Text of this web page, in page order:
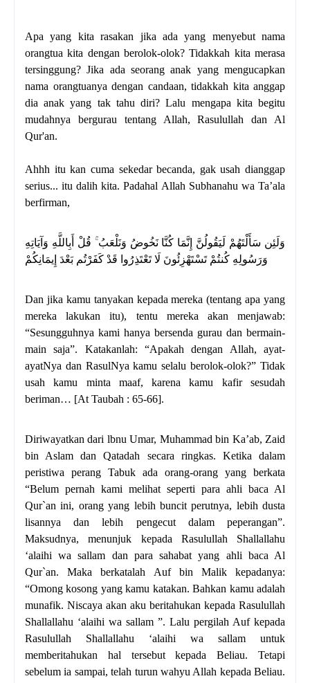
Apa yang kita rasakan jika ada yang menyebut nama
orangtua kita dengan berolok-olok? Tidakkah kita merasa
tersinggung? Jika ada seorang anak yang mengucapkan
nama orangtuanya dengan candaan, tidakkah kita anggap
dia anak yang tak tahu diri? Lalu mengapa kita begitu
mudahnya bergurau tentang Allah, Rasulullah dan Al
Qur'an.
Ahhh itu kan cuma sekedar becanda, gak usah dianggap
serius... itu dalih kita. Padahal Allah Subhanahu wa Ta’ala
berfirman,
وَلَئِن سَأَلْتَهُمْ لَيَقُولُنَّ إِنَّمَا كُنَّا نَخُوضُ وَنَلْعَبُ ۚ قُلْ أَبِاللَّهِ وَآيَاتِهِ
وَرَسُولِهِ كُنتُمْ تَسْتَهْزِئُونَ لَا تَعْتَذِرُوا قَدْ كَفَرْتُم بَعْدَ إِيمَانِكُمْ
Dan jika kamu tanyakan kepada mereka (tentang apa yang
mereka lakukan itu), tentu mereka akan menjawab:
“Sesungguhnya kami hanya bersenda gurau dan bermain-
main saja”. Katakanlah: “Apakah dengan Allah, ayat-
ayatNya dan RasulNya kamu selalu berolok-olok?” Tidak
usah kamu minta maaf, karena kamu kafir sesudah
beriman… [At Taubah : 65-66].
Diriwayatkan dari lbnu Umar, Muhammad bin Ka’ab, Zaid
bin Aslam dan Qatadah secara ringkas. Ketika dalam
peristiwa perang Tabuk ada orang-orang yang berkata
“Belum pernah kami melihat seperti para ahli baca Al
Qur`an ini, orang yang lebih buncit perutnya, lebih dusta
lisannya dan lebih pengecut dalam peperangan”.
Maksudnya, menunjuk kepada Rasulullah Shallallahu
‘alaihi wa sallam dan para sahabat yang ahli baca Al
Qur`an. Maka berkatalah Auf bin Malik kepadanya:
“Omong kosong yang kamu katakan. Bahkan kamu adalah
munafik. Niscaya akan aku beritahukan kepada Rasulullah
Shallallahu ‘alaihi wa sallam ”. Lalu pergilah Auf kepada
Rasulullah Shallallahu ‘alaihi wa sallam untuk
memberitahukan hal tersebut kepada Beliau. Tetapi
sebelum ia sampai, telah turun wahyu Allah kepada Beliau.